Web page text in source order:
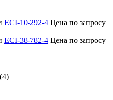
ECI-10-292-4 Цена по запросу
ECI-38-782-4 Цена по запросу
4)